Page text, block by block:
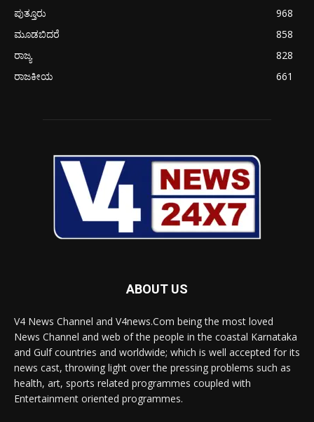
ಪುತ್ತೂರು
968
ಮೂಡಬಿದರೆ
858
ರಾಜ್ಯ
828
ರಾಜಕೀಯ
661
ABOUT US
V4 News Channel and V4news.Com being the most loved
News Channel and web of the people in the coastal Karnataka
and Gulf countries and worldwide; which is well accepted for its
news cast, throwing light over the pressing problems such as
health, art, sports related programmes coupled with
Entertainment oriented programmes.